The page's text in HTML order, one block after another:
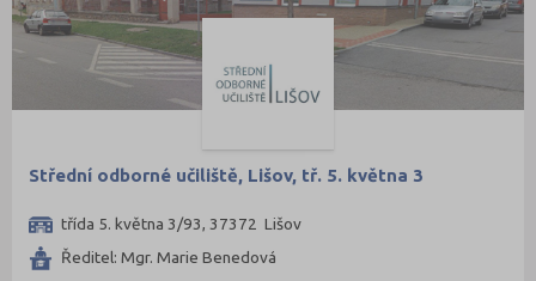
Střední odborné učiliště, Lišov, tř. 5. května 3
třída 5. května 3/93, 37372 Lišov
Ředitel: Mgr. Marie Benedová